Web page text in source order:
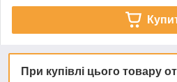
При купівлі цього товару